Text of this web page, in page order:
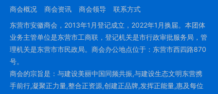
商会概况 商会资讯 商会领导
联系方式
东营市安徽商会，2013年1月登记成立，2022年1月换届。本团体
业务主管单位是东营市工商联，登记机关是市行政审批服务局，管
理机关是东营市市民政局。商会办公地点位于：东营市西四路870
号。
商会的宗旨是：与建设美丽中国同频共振,与建设生态文明东营携
手前行,凝聚正力量,整合正资源,创建正品牌,发挥正能量,惠及每位